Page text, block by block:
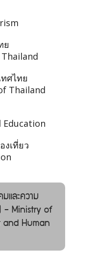
ย
ศไทย
Thailand
งเที่ยว
และความ
Ministry of
Human